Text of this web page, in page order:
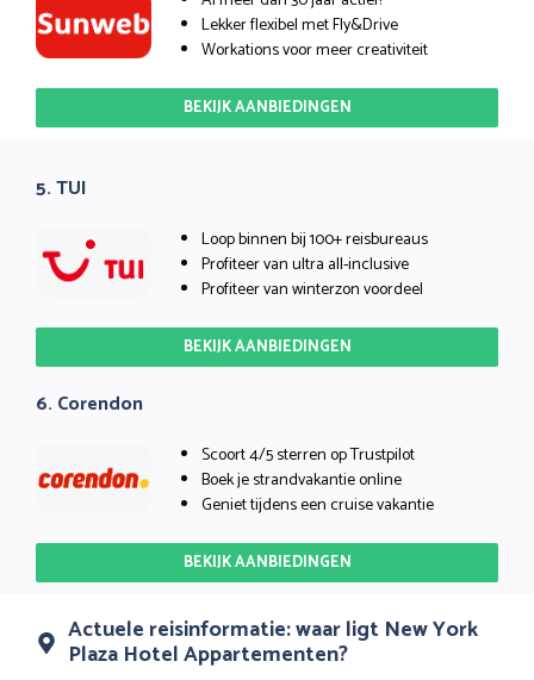
Lekker flexibel met Fly&Drive
Workations voor meer creativiteit
BEKIJK AANBIEDINGEN
5. TUI
Loop binnen bij 100+ reisbureaus
Profiteer van ultra all-inclusive
Profiteer van winterzon voordeel
BEKIJK AANBIEDINGEN
6. Corendon
Scoort 4/5 sterren op Trustpilot
Boek je strandvakantie online
Geniet tijdens een cruise vakantie
BEKIJK AANBIEDINGEN
Actuele reisinformatie: waar ligt New York
Plaza Hotel Appartementen?